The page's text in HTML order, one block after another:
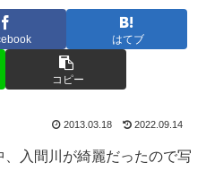
はてブ
コピー
2013.03.18 2022.09.14
入間川が綺麗だったので写